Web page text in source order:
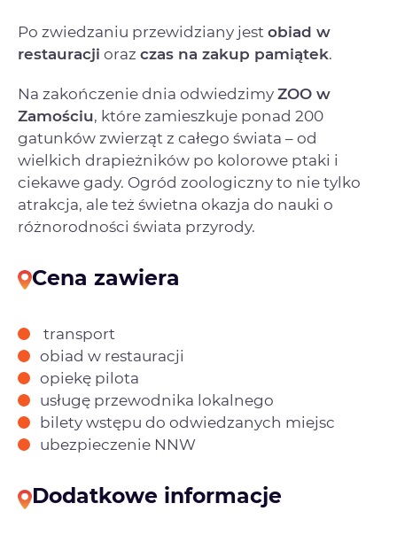
Po zwiedzaniu przewidziany jest obiad w
restauracji oraz czas na zakup pamiątek.
Na zakończenie dnia odwiedzimy ZOO w
Zamościu, które zamieszkuje ponad 200
gatunków zwierząt z całego świata – od
wielkich drapieżników po kolorowe ptaki i
ciekawe gady. Ogród zoologiczny to nie tylko
atrakcja, ale też świetna okazja do nauki o
różnorodności świata przyrody.
Cena zawiera
transport
obiad w restauracji
opiekę pilota
usługę przewodnika lokalnego
bilety wstępu do odwiedzanych miejsc
ubezpieczenie NNW
Dodatkowe informacje